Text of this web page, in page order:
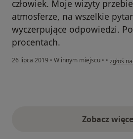
człowiek. Moje wizyty
atmosferze, na wszelkie
wyczerpujące odpowiedzi.
procentach.
26 lipca 2019 • W innym miejscu • • w opinii
zgłoś
Zobacz